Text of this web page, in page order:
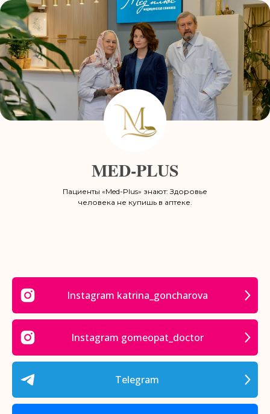
MED-PLUS
Пациенты «Med-Plus» знают: Здоровье
человека не купишь в аптеке.
Instagram katrina_goncharova
Instagram gomeopat_doctor
Telegram